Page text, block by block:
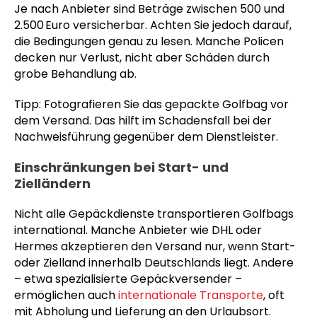
Je nach Anbieter sind Beträge zwischen 500 und
2.500 Euro versicherbar. Achten Sie jedoch darauf,
die Bedingungen genau zu lesen. Manche Policen
decken nur Verlust, nicht aber Schäden durch
grobe Behandlung ab.
Tipp: Fotografieren Sie das gepackte Golfbag vor
dem Versand. Das hilft im Schadensfall bei der
Nachweisführung gegenüber dem Dienstleister.
Einschränkungen bei Start- und
Zielländern
Nicht alle Gepäckdienste transportieren Golfbags
international. Manche Anbieter wie DHL oder
Hermes akzeptieren den Versand nur, wenn Start-
oder Zielland innerhalb Deutschlands liegt. Andere
– etwa spezialisierte Gepäckversender –
ermöglichen auchinternationale Transporte, oft
mit Abholung und Lieferung an den Urlaubsort.